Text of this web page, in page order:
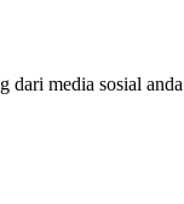
dari media sosial anda